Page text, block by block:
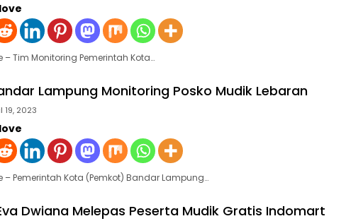
– Tim Monitoring Pemerintah Kota…
Lampung Monitoring Posko Mudik Lebaran
19, 2023
– Pemerintah Kota (Pemkot) Bandar Lampung…
Dwiana Melepas Peserta Mudik Gratis Indomart